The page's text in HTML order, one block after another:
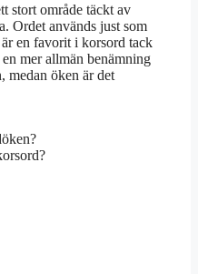
stort område täckt av
Ordet används just som
en favorit i korsord tack
mer allmän benämning
medan öken är det